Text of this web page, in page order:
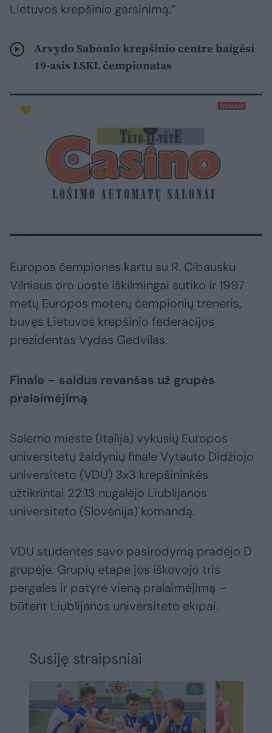
Lietuvos krepšinio garsinimą.“
Arvydo Sabonio krepšinio centre baigėsi
19-asis LSKL čempionatas
Europos čempiones kartu su R. Cibausku
Vilniaus oro uoste iškilmingai sutiko ir 1997
metų Europos moterų čempionių treneris,
buvęs Lietuvos krepšinio federacijos
prezidentas Vydas Gedvilas.
Finale – saldus revanšas už grupės
pralaimėjimą
Salerno mieste (Italija) vykusių Europos
universitetų žaidynių finale Vytauto Didžiojo
universiteto (VDU) 3x3 krepšininkės
užtikrintai 22:13 nugalėjo Liublijanos
universiteto (Slovėnija) komandą.
VDU studentės savo pasirodymą pradėjo D
grupėje. Grupių etape jos iškovojo tris
pergales ir patyrė vieną pralaimėjimą –
būtent Liublijanos universiteto ekipai.
Susiję straipsniai